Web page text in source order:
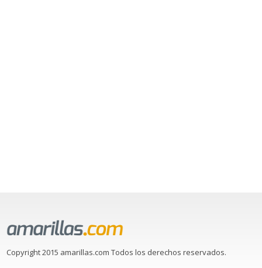
Copyright 2015 amarillas.com Todos los derechos reservados.